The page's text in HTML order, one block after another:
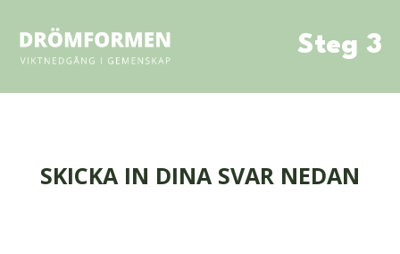
Steg 3
SKICKA IN DINA SVAR NEDAN